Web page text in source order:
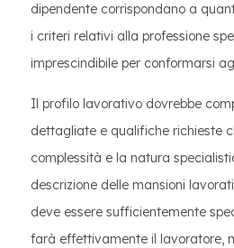
dipendente corrispondano a
i criteri relativi alla professione
imprescindibile per conformarsi
Il profilo lavorativo dovrebbe
dettagliate e qualifiche richieste
complessità e la natura
descrizione delle mansioni
deve essere sufficientemente
farà effettivamente il lavoratore,